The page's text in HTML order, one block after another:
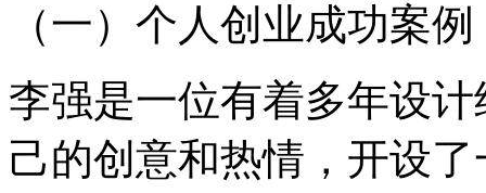
（一）个人创业成功案例
李强是一位有着多年设
己的创意和热情，开设